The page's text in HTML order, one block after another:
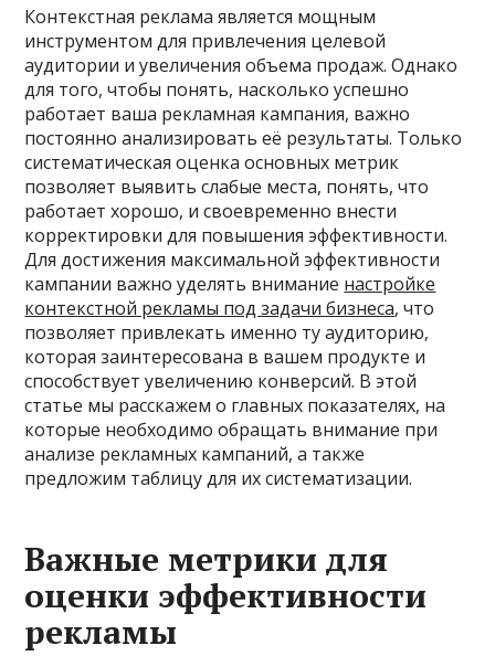
Контекстная реклама является мощным
инструментом для привлечения целевой
аудитории и увеличения объема продаж. Однако
для того, чтобы понять, насколько успешно
работает ваша рекламная кампания, важно
постоянно анализировать её результаты. Только
систематическая оценка основных метрик
позволяет выявить слабые места, понять, что
работает хорошо, и своевременно внести
корректировки для повышения эффективности.
Для достижения максимальной эффективности
кампании важно уделять внимание настройке
контекстной рекламы под задачи бизнеса, что
позволяет привлекать именно ту аудиторию,
которая заинтересована в вашем продукте и
способствует увеличению конверсий. В этой
статье мы расскажем о главных показателях, на
которые необходимо обращать внимание при
анализе рекламных кампаний, а также
предложим таблицу для их систематизации.
Важные метрики для
оценки эффективности
рекламы